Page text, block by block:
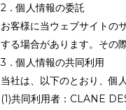
2．個人情報の委託
お客様に当ウェブサイトの
する場合があります。その
3．個人情報の共同利用
当社は、以下のとおり、個
(1)共同利用者：CLANE